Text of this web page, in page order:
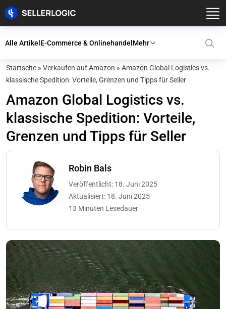
Alle ArtikelE-Commerce & OnlinehandelMehr
Startseite » Verkaufen auf Amazon » Amazon Global Logistics vs.
klassische Spedition: Vorteile, Grenzen und Tipps für Seller
Amazon Global Logistics vs.
klassische Spedition: Vorteile,
Grenzen und Tipps für Seller
Robin Bals
Veröffentlicht: 18. Juni 2025
Aktualisiert: 18. Juni 2025
13 Minuten Lesedauer